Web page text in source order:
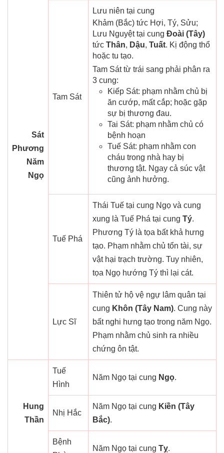
Sát
Phương
Năm
Ngọ
Tam Sát
Lưu niên tại cung
Khảm (Bắc) tức Hợi, Tý, Sửu;
Lưu Nguyệt tại cung Đoài (Tây)
tức Thân, Dậu, Tuất. Kị động thổ
hoặc tu tạo.
Tam Sát từ trái sang phải phân ra
3 cung:
Kiếp Sát: phạm nhằm chủ bị
ăn cướp, mất cắp; hoặc gặp
sự bị thương đau.
Tai Sát: phạm nhằm chủ có
bệnh hoạn
Tuế Sát: phạm nhằm con
cháu trong nhà hay bị
thương tật. Ngay cả súc vật
cũng ảnh hưởng.
Tuế Phá
Thái Tuế tại cung Ngọ và cung
xung là Tuế Phá tại cung Tý.
Phương Tý là tọa bất khả hưng
tạo. Phạm nhằm chủ tổn tài, sự
vật hại trạch trường. Tuy nhiên,
tọa Ngọ hướng Tý thì lại cát.
Lực Sĩ
Thiên tử hộ vệ ngự lâm quân tại
cung Khôn (Tây Nam). Cung này
bất nghi hưng tạo trong năm Ngọ.
Phạm nhằm chủ sinh ra nhiều
chứng ôn tật.
Hung
Thần
Tuế
Hình
Năm Ngọ tại cung Ngọ.
Nhị Hắc
Năm Ngọ tại cung Kiền (Tây
Bắc).
Bệnh
Năm Ngọ tại cung Tỵ.